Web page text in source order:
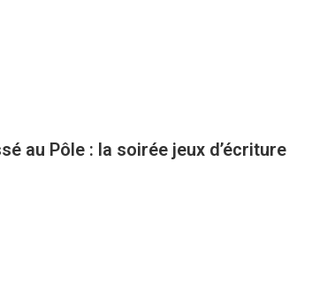
au Pôle : la soirée jeux d’écriture